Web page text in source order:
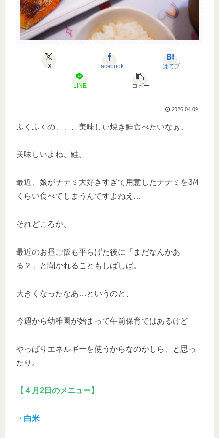
X Facebook はてブ
LINE コピー
2026.04.09
ふくふくの、、、美味しい焼き鮭食べたいなぁ。
美味しいよね、鮭。
最近、娘がチヂミ大好きすぎて用意したチヂミを3/4
くらい食べてしまうんですよねえ…
それどころか、
最近のお昼ご飯も平らげた後に「まだなんかあ
る？」と聞かれることもしばしば。
大きくなったなあ…というのと、
今週から幼稚園が始まって午前保育ではあるけど
やっぱりエネルギーを使うからなのかしら、と思っ
たり。
【４月2日のメニュー】
・白米